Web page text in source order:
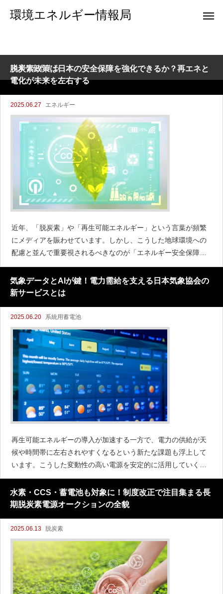
環境エネルギー情報局
未来を左右する
脱炭素政策は日本の安全保障を強化できるか？再エネと
電化が未来を左右する
2025.06.27 エネルギー
近年、「脱炭素」や「再生可能エネルギー」という言葉が頻繁
にメディアを賑わせています。しかし、こうした地球環境への
配慮と並んで重要視されるべきなのが「エネルギー安全保障」
です。特に日本のようにエネルギー資源の大半を海外に依存し
ている国にとって、エネルギーの安定供給はまさに国の根幹に
関わる問題です。
気象データとAIが鍵！電力需給を支える日本気象協会の
新サービスとは
2025.06.20 系統用蓄電池
再生可能エネルギーの導入が加速する一方で、電力の供給が天
候や時間帯に左右されやすくなるという新たな課題も浮上して
います。こうした変動性の高い電源を安定的に活用していくた
めには、電力の「調整役」となる仕組みが不可欠です。中でも
注目されているのが「系統用蓄電池」の存在です。電力の需給
バランスをリアル
水素・CCS・蓄電池も対象に！制度改正で注目集まる長
期脱炭素電源オークションの全貌
2025.06.13 脱炭素